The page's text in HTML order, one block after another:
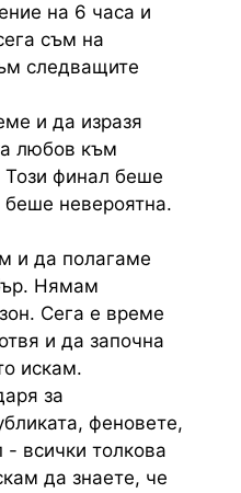
на 6 часа и
съм на
следващите
и да изразя
любов към
Този финал беше
беше невероятна.
и да полагаме
Нямам
Сега е време
и да започна
искам.
за
феновете,
всички толкова
да знаете, че